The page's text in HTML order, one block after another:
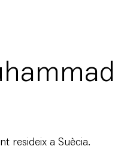
resideix a Suècia.